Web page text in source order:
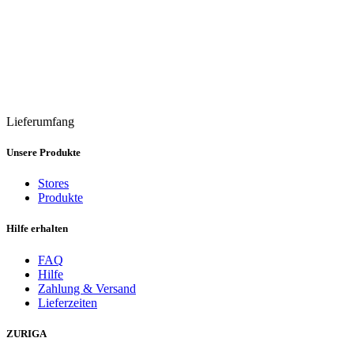
Lieferumfang
Unsere Produkte
Stores
Produkte
Hilfe erhalten
FAQ
Hilfe
Zahlung & Versand
Lieferzeiten
ZURIGA